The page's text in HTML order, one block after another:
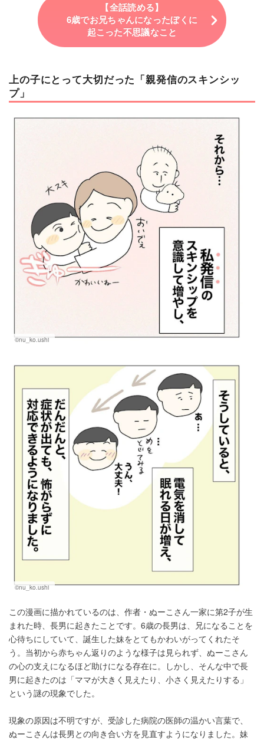
【全話読める】
6歳でお兄ちゃんになったぼくに
起こった不思議なこと
上の子にとって大切だった「親発信のスキンシッ
プ」
©nu_ko.ushi
©nu_ko.ushi
この漫画に描かれているのは、作者・ぬーこさん一家に第2子が生
まれた時、長男に起きたことです。6歳の長男は、兄になることを
心待ちにしていて、誕生した妹をとてもかわいがってくれたそ
う。当初から赤ちゃん返りのような様子は見られず、ぬーこさん
の心の支えになるほど助けになる存在に。しかし、そんな中で長
男に起きたのは「ママが大きく見えたり、小さく見えたりする」
という謎の現象でした。
現象の原因は不明ですが、受診した病院の医師の温かい言葉で、
ぬーこさんは長男との向き合い方を見直すようになりました。妹